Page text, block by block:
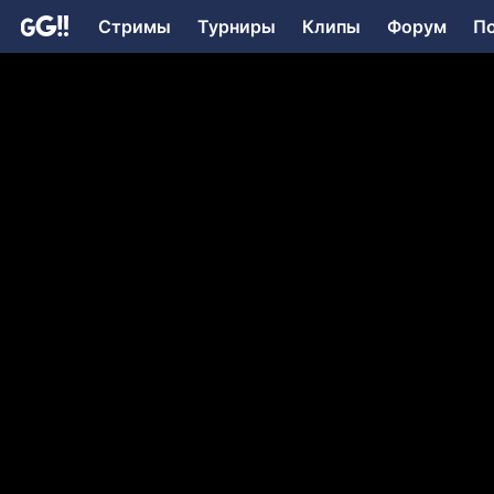
Стримы Турниры Клипы Форум